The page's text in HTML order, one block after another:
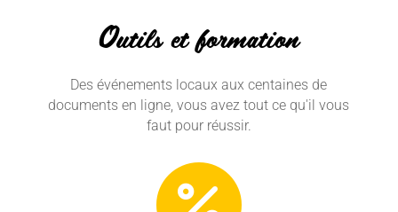
Outils et formation
Des événements locaux aux centaines de
documents en ligne, vous avez tout ce qu'il vous
faut pour réussir.